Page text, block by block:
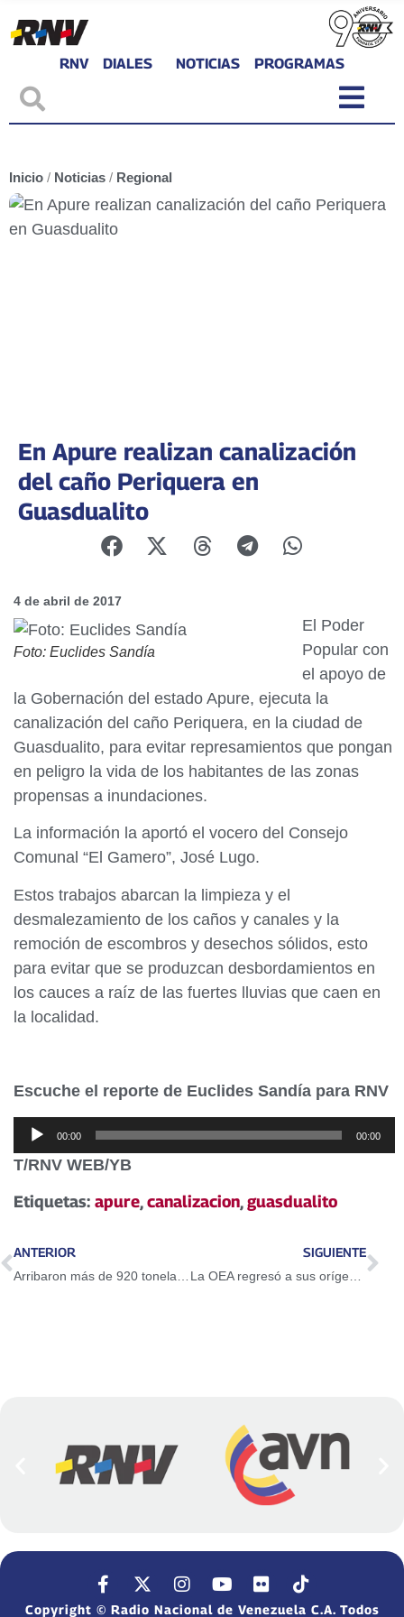
RNV DIALES NOTICIAS PROGRAMAS
Inicio / Noticias / Regional
En Apure realizan canalización
del caño Periquera en
Guasdualito
4 de abril de 2017
Foto: Euclides Sandía
El Poder
Popular con
el apoyo de
la Gobernación del estado Apure, ejecuta la
canalización del caño Periquera, en la ciudad de
Guasdualito, para evitar represamientos que pongan
en peligro la vida de los habitantes de las zonas
propensas a inundaciones.
La información la aportó el vocero del Consejo
Comunal “El Gamero”, José Lugo.
Estos trabajos abarcan la limpieza y el
desmalezamiento de los caños y canales y la
remoción de escombros y desechos sólidos, esto
para evitar que se produzcan desbordamientos en
los cauces a raíz de las fuertes lluvias que caen en
la localidad.
Escuche el reporte de Euclides Sandía para RNV
Reproductor
de
audio
00:00 00:00
T/RNV WEB/YB
Etiquetas: apure,canalizacion,guasdualito
ANTERIOR
Arribaron más de 920 toneladas de alimentos e insumos médicos al país
SIGUIENTE
La OEA regresó a sus orígenes de ser minsiterio de colonia
Copyright © Radio Nacional de Venezuela C.A. Todos